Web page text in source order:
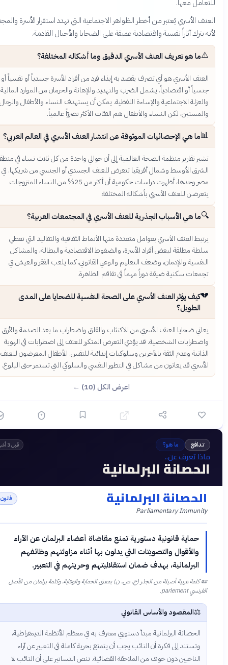
معها.
الأسري يُعتبر من أخطر الظواهر الاجتماعية التي تهدد استقرار الأسرة والمجتمع،
يترك آثاراً نفسية واقتصادية عميقة على الضحايا والأجيال القادمة.
ما هو تعريف العنف الأسري الدقيق وما أشكاله المختلفة؟
الأسري هو أي تصرف يقصد به إيذاء فرد من أفراد الأسرة جسدياً أو نفسياً أو
أو اقتصادياً. يشمل الضرب والتهديد والإهانة والحرمان من الموارد المالية
الاجتماعية والإساءة اللفظية. يمكن أن يستهدف النساء والأطفال والرجال
لكن النساء والأطفال هم الفئات الأكثر تضررّاً عالمياً.
ما هي الإحصائيات الموثوقة عن انتشار العنف الأسري في العالم العربي؟
تقارير منظمة الصحة العالمية إلى أن حوالي واحدة من كل ثلاث نساء في منطقة
الأوسط وشمال أفريقيا تتعرض للعنف الجسدي أو الجنسي من شريكها. في
مصر وحدها، أظهرت دراسات حكومية أن أكثر من 25% من النساء المتزوجات
للعنف الأسري بأشكاله المختلفة.
ما هي الأسباب الجذرية للعنف الأسري في المجتمعات العربية؟
العنف الأسري بعوامل متعددة منها الأنماط الثقافية والتقاليد التي تعطي
مطلقة لبعض أفراد الأسرة، والضغوط الاقتصادية والبطالة، والمشاكل
والإدمان، وضعف التعليم والوعي القانوني. كما يلعب الفقر والعيش في
سكنية ضيقة دوراً مهماً في تفاقم الظاهرة.
كيف يؤثر العنف الأسري على الصحة النفسية للضحايا على المدى
الطويل؟
ضحايا العنف الأسري من الاكتئاب والقلق واضطراب ما بعد الصدمة والأرق
الشخصية. قد يؤدي التعرض المتكرر للعنف إلى اضطرابات في الهوية
وعدم الثقة بالآخرين وسلوكيات إيذائية للنفس. الأطفال المعرضون للعنف
قد يعانون من مشاكل في التطور النفسي والسلوكي التي تستمر حتى البلوغ.
اعرض الكل (10) ←
ما هو؟
تعرف عن..
البرلمانية
الحصانة البرلمانية
Parliamentary Immunity
حماية قانونية دستورية تمنع مقاضاة أعضاء البرلمان عن الآراء
والأقوال والتصويتات التي يدلون بها أثناء مزاولتهم وظائفهم
البرلمانية، بهدف ضمان استقلاليتهم وحريتهم في التعبير.
كلمة عربية أصيلة من الجذر (ح، ص، ن) بمعنى الحماية والوقاية، وكلمة برلمان من الأصل
المقصود والأساس القانوني
الحصانة البرلمانية مبدأ دستوري معترف به في معظم الأنظمة الديمقراطية،
وتستند إلى فكرة أن النائب يجب أن يتمتع بحرية كاملة في التعبير عن آراء
الناخبين دون خوف من الملاحقة القضائية. تنص الدساتير على أن النائب لا